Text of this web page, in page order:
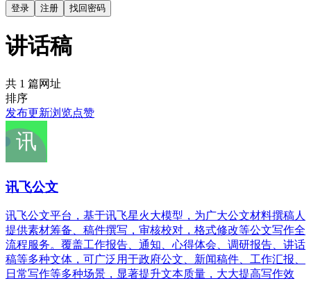
登录 注册 找回密码
讲话稿
共 1 篇网址
排序
发布更新浏览点赞
讯飞公文
讯飞公文平台，基于讯飞星火大模型，为广大公文材料撰稿人
提供素材筹备、稿件撰写，审核校对，格式修改等公文写作全
流程服务。覆盖工作报告、通知、心得体会、调研报告、讲话
稿等多种文体，可广泛用于政府公文、新闻稿件、工作汇报、
日常写作等多种场景，显著提升文本质量，大大提高写作效